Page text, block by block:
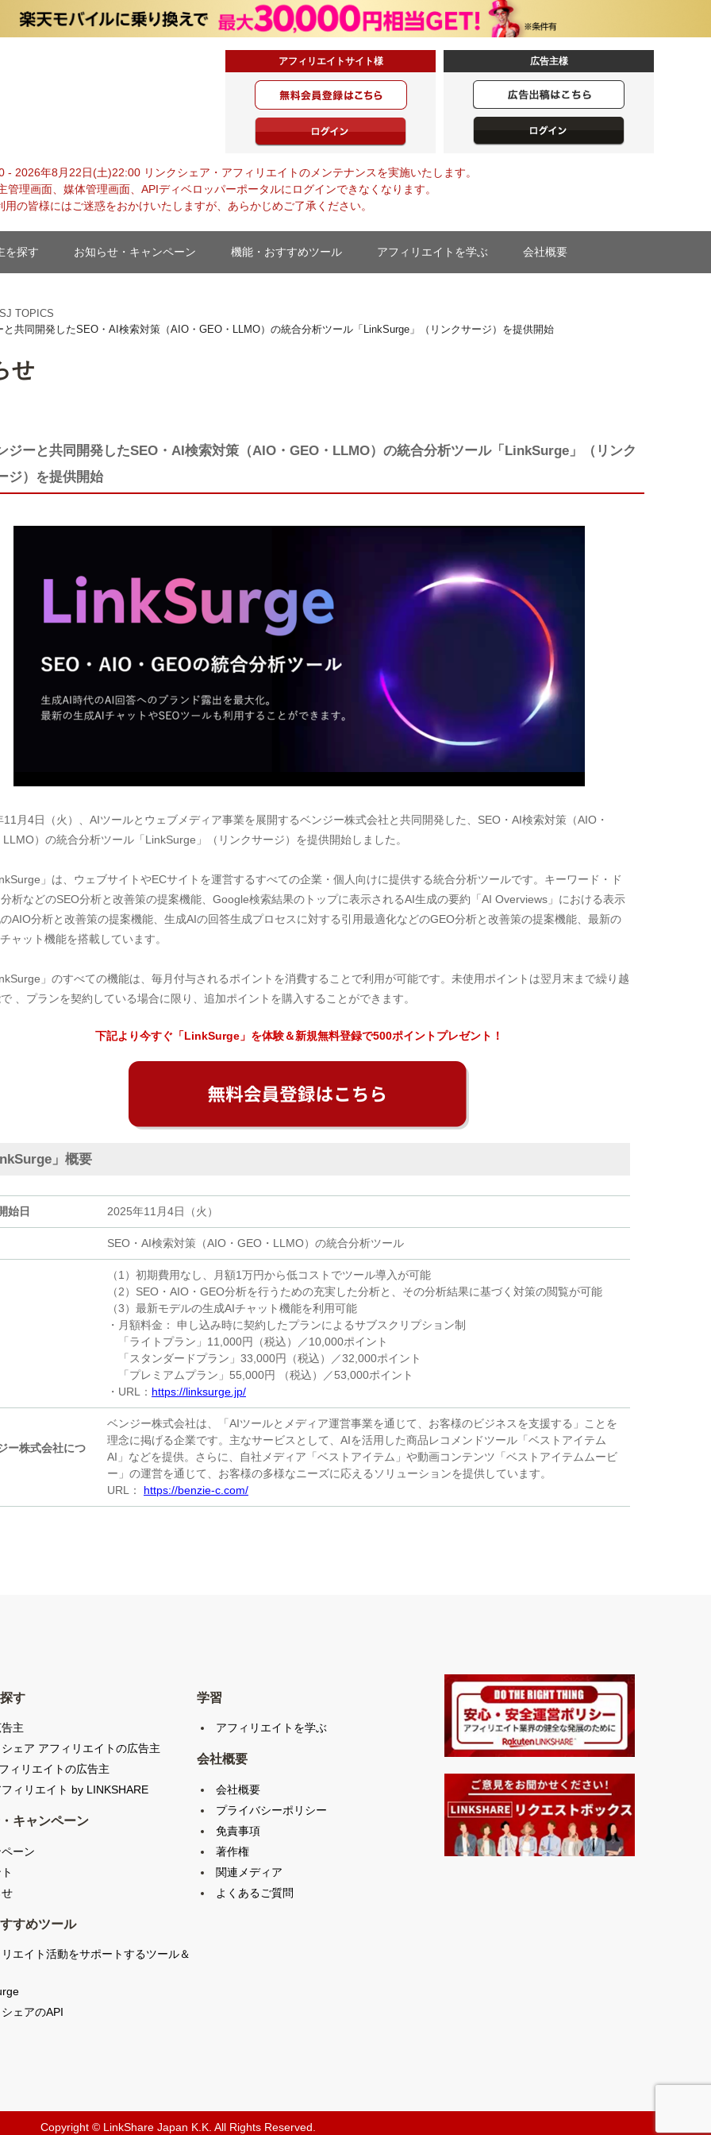
・AI検索対策（AIO・GEO・LLMO）の統合分析ツール
」（リンクサージ）を提供開始
アフィリエイトサイト様 広告主様
- 2026年8月22日(土)22:00 リンクシェア・アフィリエイトのメンテナンスを実施いたします。
管理画面、媒体管理画面、APIディベロッパーポータルにログインできなくなります。
用の皆様にはご迷惑をおかけいたしますが、あらかじめご了承ください。
を探す お知らせ・キャンペーン 機能・おすすめツール アフィリエイトを学ぶ 会社概要
TOPICS
と共同開発したSEO・AI検索対策（AIO・GEO・LLMO）の統合分析ツール「LinkSurge」（リンクサージ）を提供開始
せ
ジーと共同開発したSEO・AI検索対策（AIO・GEO・LLMO）の統合分析ツール「LinkSurge」（リンク
ジ）を提供開始
11月4日（火）、AIツールとウェブメディア事業を展開するベンジー株式会社と共同開発した、SEO・AI検索対策（AIO・
LLMO）の統合分析ツール「LinkSurge」（リンクサージ）を提供開始しました。
」は、ウェブサイトやECサイトを運営するすべての企業・個人向けに提供する統合分析ツールです。キーワード・ド
分析などのSEO分析と改善策の提案機能、Google検索結果のトップに表示されるAI生成の要約「AI Overviews」における表示
AIO分析と改善策の提案機能、生成AIの回答生成プロセスに対する引用最適化などのGEO分析と改善策の提案機能、最新の
ャット機能を搭載しています。
」のすべての機能は、毎月付与されるポイントを消費することで利用が可能です。未使用ポイントは翌月末まで繰り越
、プランを契約している場合に限り、追加ポイントを購入することができます。
下記より今すぐ「LinkSurge」を体験＆新規無料登録で500ポイントプレゼント！
」概要
始日 2025年11月4日（火）
SEO・AI検索対策（AIO・GEO・LLMO）の統合分析ツール
（1）初期費用なし、月額1万円から低コストでツール導入が可能
（2）SEO・AIO・GEO分析を行うための充実した分析と、その分析結果に基づく対策の閲覧が可能
（3）最新モデルの生成AIチャット機能を利用可能
・月額料金： 申し込み時に契約したプランによるサブスクリプション制
「ライトプラン」11,000円（税込）／10,000ポイント
「スタンダードプラン」33,000円（税込）／32,000ポイント
「プレミアムプラン」55,000円 （税込）／53,000ポイント
・URL： https://linksurge.jp/
ー株式会社につ
ベンジー株式会社は、「AIツールとメディア運営事業を通じて、お客様のビジネスを支援する」ことを
理念に掲げる企業です。主なサービスとして、AIを活用した商品レコメンドツール「ベストアイテム
AI」などを提供。さらに、自社メディア「ベストアイテム」や動画コンテンツ「ベストアイテムムービ
ー」の運営を通じて、お客様の多様なニーズに応えるソリューションを提供しています。
URL： https://benzie-c.com/
す
主
シェア アフィリエイトの広告主
ィリエイトの広告主
ィリエイト by LINKSHARE
キャンペーン
ーン
すめツール
エイト活動をサポートするツール＆
シェアのAPI
学習
アフィリエイトを学ぶ
会社概要
会社概要
プライバシーポリシー
免責事項
著作権
関連メディア
よくあるご質問
Copyright © LinkShare Japan K.K. All Rights Reserved.